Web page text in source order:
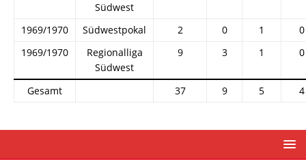
Südwest
1969/1970 Südwestpokal 2 0 1
0
1969/1970
Regionalliga
Südwest
9 3 1 0
Gesamt 37 9 5 4